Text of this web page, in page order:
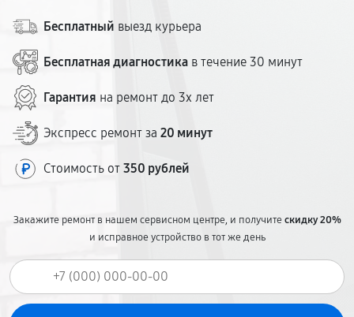
Бесплатный выезд курьера
Бесплатная диагностика в течение 30 минут
Гарантия на ремонт до 3х лет
Экспресс ремонт за 20 минут
Стоимость от 350 рублей
Закажите ремонт в нашем сервисном центре, и получитескидку 20%
и исправное устройство в тот же день